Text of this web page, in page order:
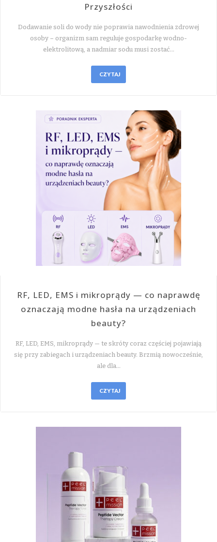
Przyszłości
Dodawanie soli do wody nie poprawia nawodnienia zdrowej
osoby – organizm sam reguluje gospodarkę wodno-
elektrolitową, a nadmiar sodu musi zostać…
CZYTAJ
RF, LED, EMS i mikroprądy — co naprawdę
oznaczają modne hasła na urządzeniach
beauty?
RF, LED, EMS, mikroprądy — te skróty coraz częściej pojawiają
się przy zabiegach i urządzeniach beauty. Brzmią nowocześnie,
ale dla…
CZYTAJ